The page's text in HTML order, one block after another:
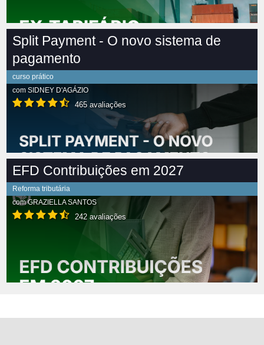
Split Payment - O novo sistema de
pagamento
curso prático
com SIDNEY D'AGÁZIO
465 avaliações
EFD Contribuições em 2027
Reforma tributária
comGRAZIELLA SANTOS
242 avaliações